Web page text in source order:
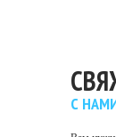
С